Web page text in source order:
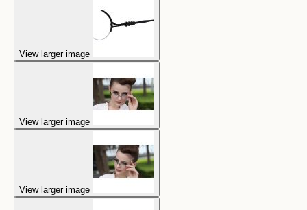
View larger image
View larger image
View larger image